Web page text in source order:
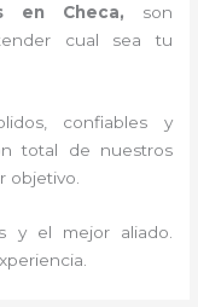
en Checa, son
cual sea tu
confiables y
total de nuestros
objetivo.
y el mejor aliado.